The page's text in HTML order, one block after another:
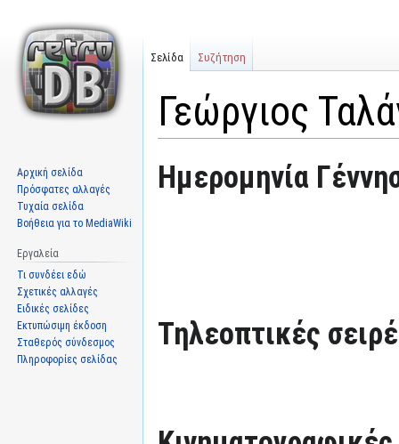
Γεώργιος
Μετάβαση
στην
Πήδηση
στην
Ημερομηνία
Τηλεοπτικές
Σελίδα Συζήτηση
Αρχική σελίδα
Πρόσφατες αλλαγές
Τυχαία σελίδα
Βοήθεια για το MediaWiki
Εργαλεία
Τι συνδέει εδώ
Σχετικές αλλαγές
Ειδικές σελίδες
Εκτυπώσιμη έκδοση
Σταθερός σύνδεσμος
Πληροφορίες σελίδας